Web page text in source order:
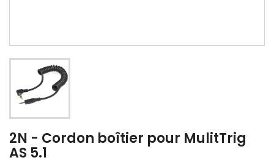
2N - Cordon boîtier pour MulitTrig
AS 5.1